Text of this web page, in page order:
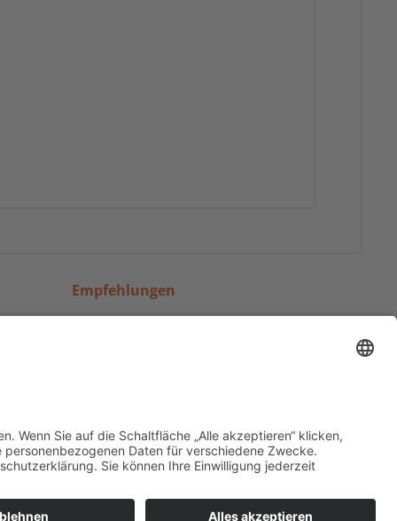
&
Empfehlungen
Facebook